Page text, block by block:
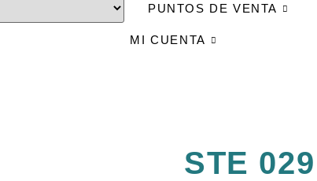
PUNTOS DE VENTA
MI CUENTA
STE 029